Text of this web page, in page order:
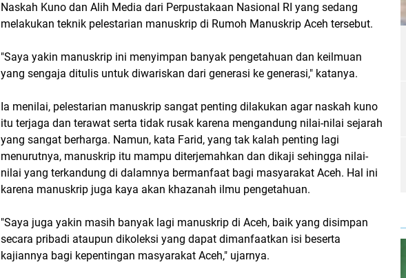
Naskah Kuno dan Alih Media dari Perpustakaan Nasional RI yang sedang
melakukan teknik pelestarian manuskrip di Rumoh Manuskrip Aceh tersebut.
"Saya yakin manuskrip ini menyimpan banyak pengetahuan dan keilmuan
yang sengaja ditulis untuk diwariskan dari generasi ke generasi," katanya.
Ia menilai, pelestarian manuskrip sangat penting dilakukan agar naskah kuno
itu terjaga dan terawat serta tidak rusak karena mengandung nilai-nilai sejarah
yang sangat berharga. Namun, kata Farid, yang tak kalah penting lagi
menurutnya, manuskrip itu mampu diterjemahkan dan dikaji sehingga nilai-
nilai yang terkandung di dalamnya bermanfaat bagi masyarakat Aceh. Hal ini
karena manuskrip juga kaya akan khazanah ilmu pengetahuan.
"Saya juga yakin masih banyak lagi manuskrip di Aceh, baik yang disimpan
secara pribadi ataupun dikoleksi yang dapat dimanfaatkan isi beserta
kajiannya bagi kepentingan masyarakat Aceh," ujarnya.